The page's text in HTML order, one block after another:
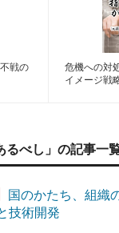
戦の
危機への対
イメージ戦
るべし」の記事一
国のかたち、組織
技術開発